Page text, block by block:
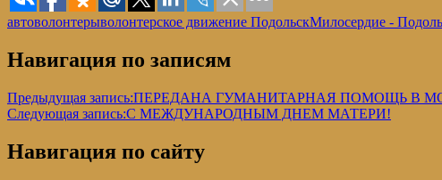
автоволонтерыволонтерское движение ПодольскМилосердие -
Навигация по записям
Предыдущая запись:ПЕРЕДАНА ГУМАНИТАРНАЯ ПОМОЩЬ В
Следующая запись:С МЕЖДУНАРОДНЫМ ДНЕМ МАТЕРИ!
Навигация по сайту